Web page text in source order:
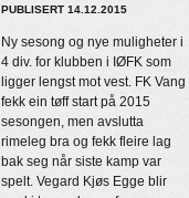
PUBLISERT 14.12.2015
Ny sesong og nye muligheter i
4 div. for klubben i IØFK som
ligger lengst mot vest. FK Vang
fekk ein tøff start på 2015
sesongen, men avslutta
rimeleg bra og fekk fleire lag
bak seg når siste kamp var
spelt. Vegard Kjøs Egge blir